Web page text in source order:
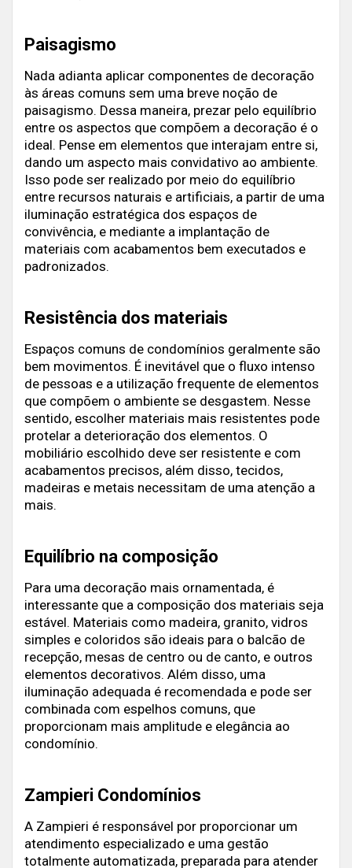
Paisagismo
Nada adianta aplicar componentes de decoração
às áreas comuns sem uma breve noção de
paisagismo. Dessa maneira, prezar pelo equilíbrio
entre os aspectos que compõem a decoração é o
ideal. Pense em elementos que interajam entre si,
dando um aspecto mais convidativo ao ambiente.
Isso pode ser realizado por meio do equilíbrio
entre recursos naturais e artificiais, a partir de uma
iluminação estratégica dos espaços de
convivência, e mediante a implantação de
materiais com acabamentos bem executados e
padronizados.
Resistência dos materiais
Espaços comuns de condomínios geralmente são
bem movimentos. É inevitável que o fluxo intenso
de pessoas e a utilização frequente de elementos
que compõem o ambiente se desgastem. Nesse
sentido, escolher materiais mais resistentes pode
protelar a deterioração dos elementos. O
mobiliário escolhido deve ser resistente e com
acabamentos precisos, além disso, tecidos,
madeiras e metais necessitam de uma atenção a
mais.
Equilíbrio na composição
Para uma decoração mais ornamentada, é
interessante que a composição dos materiais seja
estável. Materiais como madeira, granito, vidros
simples e coloridos são ideais para o balcão de
recepção, mesas de centro ou de canto, e outros
elementos decorativos. Além disso, uma
iluminação adequada é recomendada e pode ser
combinada com espelhos comuns, que
proporcionam mais amplitude e elegância ao
condomínio.
Zampieri Condomínios
A Zampieri é responsável por proporcionar um
atendimento especializado e uma gestão
totalmente automatizada, preparada para atender